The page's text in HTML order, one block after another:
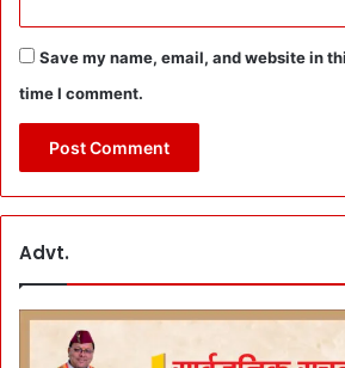
Save my name, email, and website in
time I comment.
Advt.